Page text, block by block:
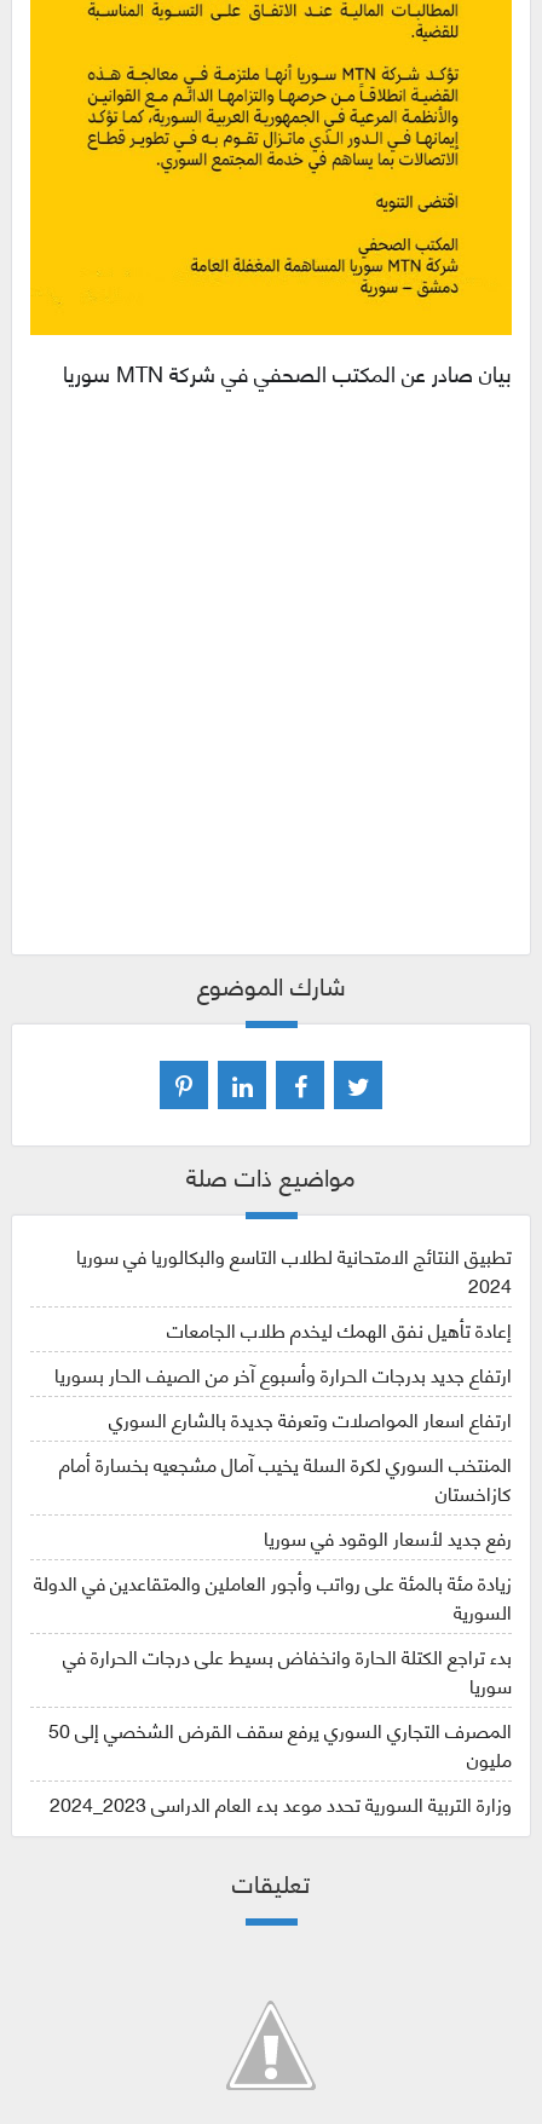
بيان صادر عن المكتب الصحفي في شركة MTN سوريا
شارك الموضوع
مواضيع ذات صلة
تطبيق النتائج الامتحانية لطلاب التاسع والبكالوريا في سوريا
2024
إعادة تأهيل نفق الهمك ليخدم طلاب الجامعات
ارتفاع جديد بدرجات الحرارة وأسبوع آخر من الصيف الحار بسوريا
ارتفاع اسعار المواصلات وتعرفة جديدة بالشارع السوري
المنتخب السوري لكرة السلة يخيب آمال مشجعيه بخسارة أمام
كازاخستان
رفع جديد لأسعار الوقود في سوريا
زيادة مئة بالمئة على رواتب وأجور العاملين والمتقاعدين في الدولة
السورية
بدء تراجع الكتلة الحارة وانخفاض بسيط على درجات الحرارة في
سوريا
المصرف التجاري السوري يرفع سقف القرض الشخصي إلى 50
مليون
وزارة التربية السورية تحدد موعد بدء العام الدراسي 2023_2024
تعليقات